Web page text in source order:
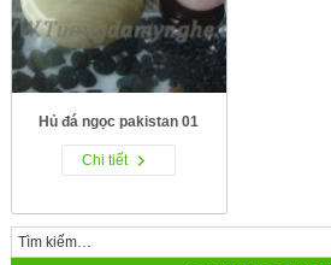
Hủ đá ngọc pakistan 01
Chi tiết